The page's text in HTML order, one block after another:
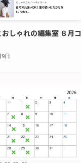
しゃれの編集室 ８月コ
日